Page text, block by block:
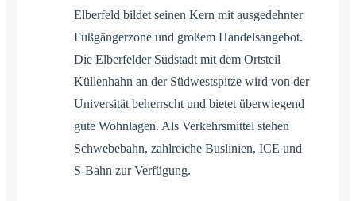
Elberfeld bildet seinen Kern mit ausgedehnter
Fußgängerzone und großem Handelsangebot.
Die Elberfelder Südstadt mit dem Ortsteil
Küllenhahn an der Südwestspitze wird von der
Universität beherrscht und bietet überwiegend
gute Wohnlagen. Als Verkehrsmittel stehen
Schwebebahn, zahlreiche Buslinien, ICE und
S-Bahn zur Verfügung.